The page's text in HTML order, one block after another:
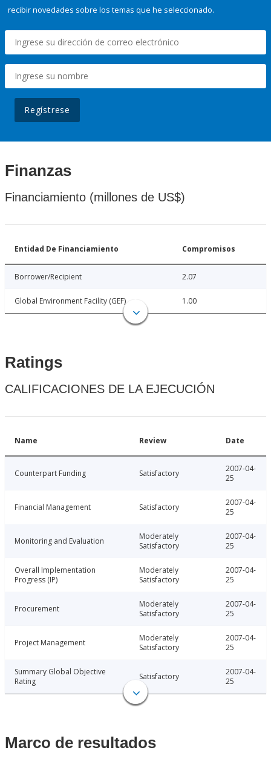
recibir novedades sobre los temas que he seleccionado.
Regístrese
Finanzas
Financiamiento (millones de US$)
Entidad De Financiamiento Compromisos
Borrower/Recipient 2.07
Global Environment Facility (GEF) 1.00
Ratings
CALIFICACIONES DE LA EJECUCIÓN
Name Review Date
Counterpart Funding Satisfactory
2007-04-
25
Financial Management Satisfactory
2007-04-
25
Monitoring and Evaluation
Moderately
Satisfactory
2007-04-
25
Overall Implementation
Progress (IP)
Moderately
Satisfactory
2007-04-
25
Procurement
Moderately
Satisfactory
2007-04-
25
Project Management
Moderately
Satisfactory
2007-04-
25
Summary Global Objective
Rating
Satisfactory
2007-04-
25
Marco de resultados